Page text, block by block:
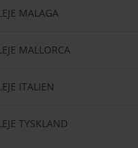
MALAGA
MALLORCA
ITALIEN
TYSKLAND